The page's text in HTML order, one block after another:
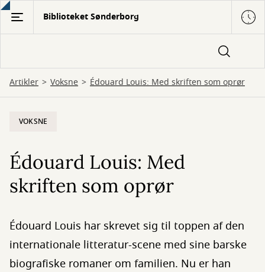
Gå
hovedindhold
Biblioteket Sønderborg
Artikler Voksne Édouard Louis: Med skriften som oprør
VOKSNE
Édouard Louis: Med
skriften som oprør
Édouard Louis har skrevet sig til toppen af den
internationale litteratur-scene med sine barske
biografiske romaner om familien. Nu er han